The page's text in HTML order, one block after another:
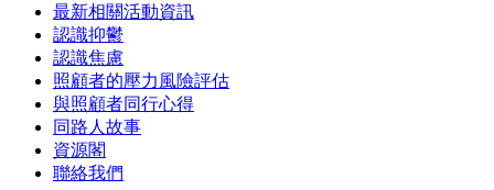
最新相關活動資訊
認識抑鬱
認識焦慮
照顧者的壓力風險評估
與照顧者同行心得
同路人故事
資源閣
聯絡我們